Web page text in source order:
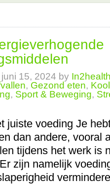
juni 15, 2024 by
, Gezond eten,
, Sport & Beweging,
juiste voeding Je
dan andere, vooral
tijdens het werk is
zijn namelijk